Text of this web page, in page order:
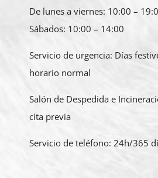
De lunes a viernes: 10:00 –
Sábados: 10:00 – 14:00
Servicio de urgencia: Días
horario normal
Salón de Despedida e
cita previa
Servicio de teléfono: 24h/365